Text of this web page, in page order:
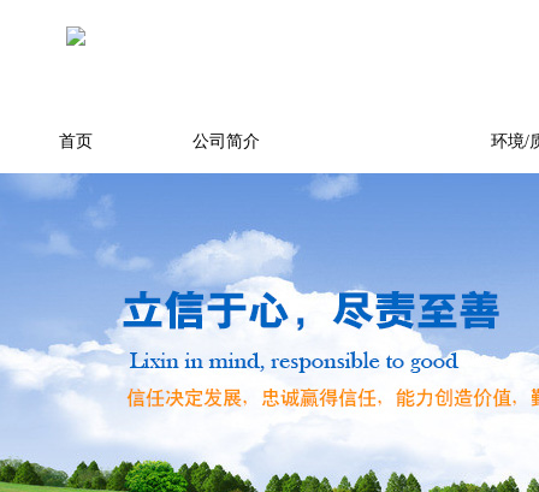
首页 公司简介 环境/